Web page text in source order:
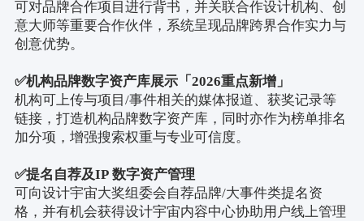
可对品牌合作项目进行背书，并关联合作设计机构、创
意大师等重要合作伙伴，系统呈现品牌跨界合作实力与
创意优势。
✅机构品牌数字资产库展示「 2026重点新增」
机构可上传与项目/事件相关的媒体报道、获奖记录等
链接，打造机构品牌数字资产库，同时亦作为榜单排名
加分项，增强搜索权重与专业可信度。
✅提名自荐及IP 数字资产管理
可向设计宇宙大奖组委会自荐品牌/大事件类提名资
格，并有机会获得设计宇宙内容中心协助用户线上管理